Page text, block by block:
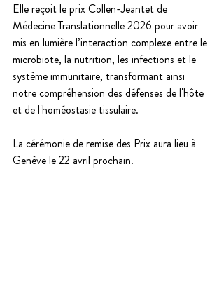
Elle reçoit le prix Collen-Jeantet de
Médecine Translationnelle 2026 pour avoir
mis en lumière l’interaction complexe entre le
microbiote, la nutrition, les infections et le
système immunitaire, transformant ainsi
notre compréhension des défenses de l'hôte
et de l'homéostasie tissulaire.
La cérémonie de remise des Prix aura lieu à
Genève le 22 avril prochain.